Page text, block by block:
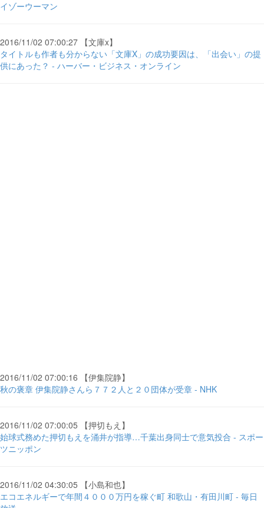
イゾーウーマン
2016/11/02 07:00:27 【文庫x】
タイトルも作者も分からない「文庫X」の成功要因は、「出会い」の提
供にあった？ - ハーバー・ビジネス・オンライン
2016/11/02 07:00:16 【伊集院静】
秋の褒章 伊集院静さんら７７２人と２０団体が受章 - NHK
2016/11/02 07:00:05 【押切もえ】
始球式務めた押切もえを涌井が指導…千葉出身同士で意気投合 - スポー
ツニッポン
2016/11/02 04:30:05 【小島和也】
エコエネルギーで年間４０００万円を稼ぐ町 和歌山・有田川町 - 毎日